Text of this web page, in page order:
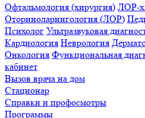
Офтальмология (хирургия) ЛОР-
Оториноларингология (ЛОР)
Психолог Ультразвуковая
Кардиология Неврология
Онкология Функциональная
кабинет
Вызов врача на дом
Стационар
Справки и профосмотры
Программы